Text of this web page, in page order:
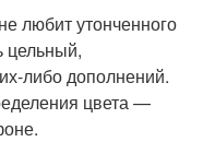
любит утонченного
цельный,
либо дополнений.
цвета —